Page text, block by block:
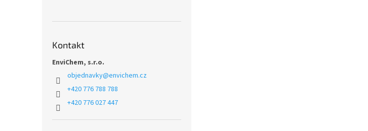
Kontakt
EnviChem, s.r.o.
objednavky@envichem.cz
+420 776 788 788
+420 776 027 447